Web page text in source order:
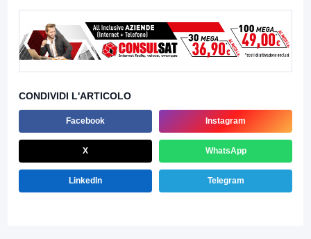
CONDIVIDI L'ARTICOLO
Facebook Instagram
X WhatsApp
LinkedIn Telegram